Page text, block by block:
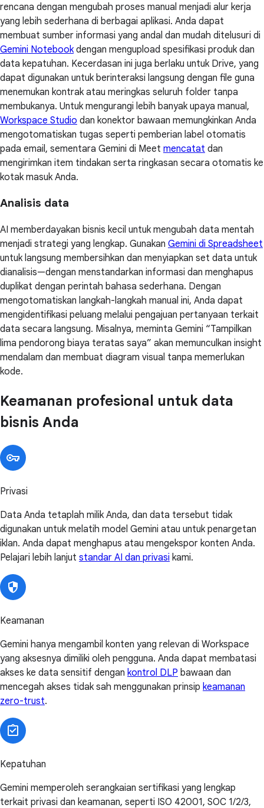
rencana dengan mengubah proses manual menjadi alur kerja
yang lebih sederhana di berbagai aplikasi. Anda dapat
membuat sumber informasi yang andal dan mudah ditelusuri di
Gemini Notebookdengan mengupload spesifikasi produk dan
data kepatuhan. Kecerdasan ini juga berlaku untuk Drive, yang
dapat digunakan untuk berinteraksi langsung dengan file guna
menemukan kontrak atau meringkas seluruh folder tanpa
membukanya. Untuk mengurangi lebih banyak upaya manual,
Workspace Studio dan konektor bawaan memungkinkan Anda
mengotomatiskan tugas seperti pemberian label otomatis
pada email, sementara Gemini di Meet mencatat dan
mengirimkan item tindakan serta ringkasan secara otomatis ke
kotak masuk Anda.
Analisis data
AI memberdayakan bisnis kecil untuk mengubah data mentah
menjadi strategi yang lengkap. Gunakan Gemini di Spreadsheet
untuk langsung membersihkan dan menyiapkan set data untuk
dianalisis—dengan menstandarkan informasi dan menghapus
duplikat dengan perintah bahasa sederhana. Dengan
mengotomatiskan langkah-langkah manual ini, Anda dapat
mengidentifikasi peluang melalui pengajuan pertanyaan terkait
data secara langsung. Misalnya, meminta Gemini “Tampilkan
lima pendorong biaya teratas saya” akan memunculkan insight
mendalam dan membuat diagram visual tanpa memerlukan
kode.
Keamanan profesional untuk data
bisnis Anda
Privasi
Data Anda tetaplah milik Anda, dan data tersebut tidak
digunakan untuk melatih model Gemini atau untuk penargetan
iklan. Anda dapat menghapus atau mengekspor konten Anda.
Pelajari lebih lanjut standar AI dan privasi kami.
Keamanan
Gemini hanya mengambil konten yang relevan di Workspace
yang aksesnya dimiliki oleh pengguna. Anda dapat membatasi
akses ke data sensitif dengan kontrol DLP bawaan dan
mencegah akses tidak sah menggunakan prinsip keamanan
zero-trust.
Kepatuhan
Gemini memperoleh serangkaian sertifikasi yang lengkap
terkait privasi dan keamanan, seperti ISO 42001, SOC 1/2/3,